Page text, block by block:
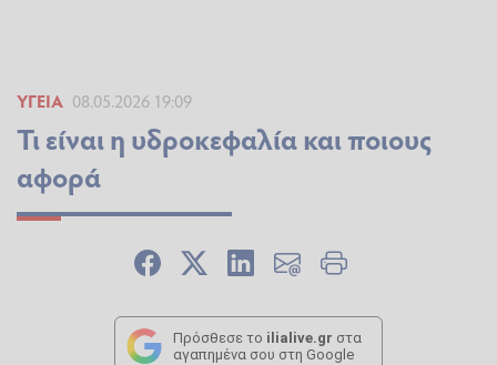
ΥΓΕΊΑ 08.05.2026 19:09
Τι είναι η υδροκεφαλία και ποιους
αφορά
Πρόσθεσε το ilialive.gr στα
αγαπημένα σου στη Google